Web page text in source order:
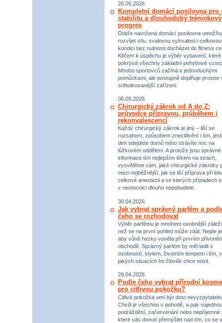
20.05.2026
Kompletní domácí posilovna pro
stabilitu a dlouhodobý tréninkový
progres
Dobře navržená domácí posilovna
rozvíjet sílu, svalovou vytrvalost i celkovou
kondici bez nutnosti docházet do fitness
Klíčem k úspěchu je výběr vybavení, které
pokrývá všechny základní pohybové
Mnoho sportovců začíná s jednoduchými
pomůckami, ale postupně doplňuje prostor
sofistikovanější zařízení.
06.05.2026
Chirurgický zákrok od A do Z:
průvodce přípravou, průběhem i
rekonvalescencí
Každý chirurgický zákrok je jiný – liší se
rozsahem, způsobem znecitlivění i tím,
den odejdete domů nebo strávíte noc na
lůžkovém oddělení. A protože jsou správné
informace tím nejlepším lékem na strach,
vysvětlíme vám, jaké chirurgické zákroky
mezi nejběžnější, jak se liší příprava při
celkové anestezii a ve kterých případech si
v nemocnici dlouho nepobudete.
30.04.2026
Jak vybrat správný parfém a
čeho se rozhodovat
Výběr parfému je mnohem osobnější
než se na první pohled může zdát. Nejde
aby vůně hezky voněla při prvním
obchodě. Správný parfém by měl ladit s
osobností, stylem, životním tempem i tím, v
jakých situacích ho člověk chce nosit.
29.04.2026
Podle čeho vybrat přírodní
pro citlivou pokožku?
Citlivá pokožka umí být dost
Chvíli je všechno v pohodě, a pak
podráždění, začervenání nebo nepříjemné
které vás donutí přemýšlet nad tím, co se